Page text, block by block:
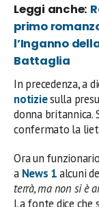
Leggi anche:
primo
l’Inganno
Battaglia
In precedenza, a
notiziesulla
donna britannica.
confermato la
Ora un
a News 1alcuni
terrà, ma non si è
La fonte dice che